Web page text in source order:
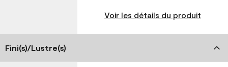
Voir les détails du produit
Fini(s)/Lustre(s)